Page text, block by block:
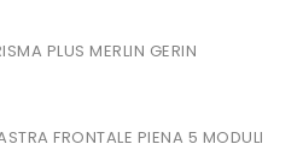
PLUS MERLIN GERIN
FRONTALE PIENA 5 MODULI